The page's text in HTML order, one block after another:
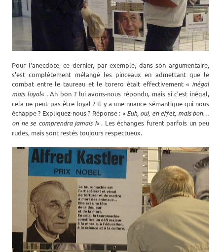
Pour l’anecdote, ce dernier, par exemple, dans son argumentaire,
s’est complètement mélangé les pinceaux en admettant que le
combat entre le taureau et le torero était effectivement « inégal
mais loyal« . Ah bon ? lui avons-nous répondu, mais si c’est inégal,
cela ne peut pas être loyal ? Il y a une nuance sémantique qui nous
échappe ? Expliquez-nous ? Réponse : « Euh, oui, en effet, mais bon…
on ne se comprendra jamais !« . Les échanges furent parfois un peu
rudes, mais sont restés toujours respectueux.